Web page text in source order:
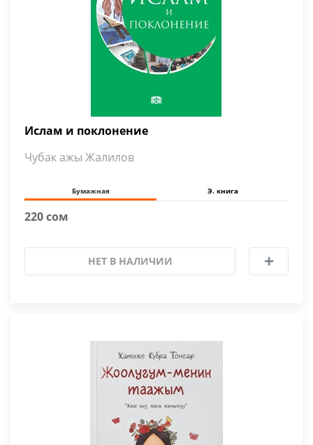
Ислам и поклонение
Чубак ажы Жалилов
Бумажная Э. книга
220 сом
НЕТ В НАЛИЧИИ